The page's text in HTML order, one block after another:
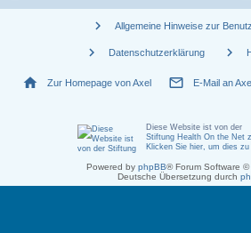
chevron_right Allgemeine Hinweise zur
chevron_right Datenschutzerklärung chevron_right
home Zur Homepage von Axel mail_outline E-Mail an
Diese Website ist von der
Stiftung Health On the Net
Klicken Sie hier, um dies zu
Powered by phpBB® Forum Software ©
Deutsche Übersetzung durch